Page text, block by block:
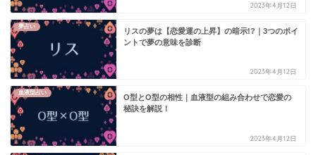
2023年4月12日
夢占い
リスの夢は【恋愛運の上昇】の暗示!?｜3つのポイ
ントで夢の意味を診断
2023年4月12日
血液型占い
O型とO型の相性｜血液型の組み合わせで恋愛の
秘訣を解説！
2023年4月12日